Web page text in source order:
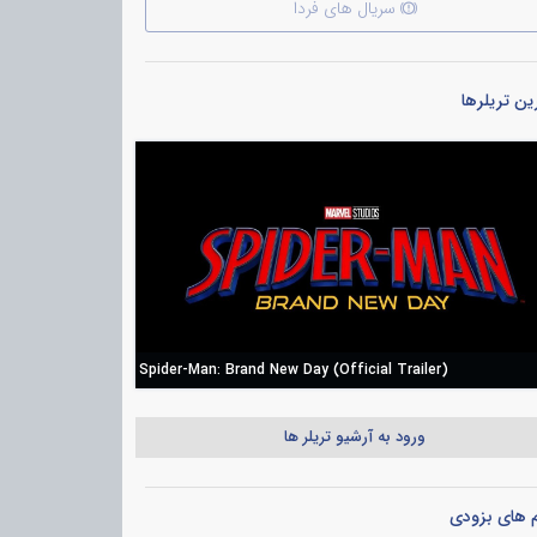
سریال های فردا
تریلرها
Spider-Man: Brand New Day (Official Trailer)
ورود به آرشیو تریلر ها
های بزودی